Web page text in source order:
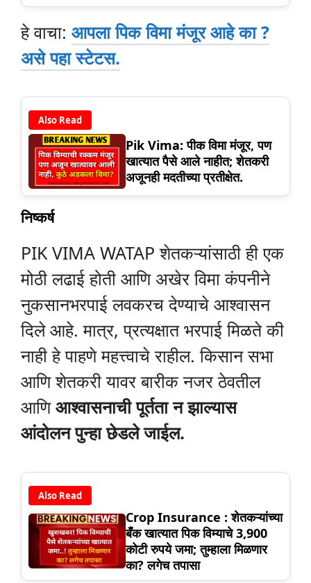
हे वाचा: आपला पिक विमा मंजूर आहे का ?
असे पहा स्टेटस.
Also Read
Pik Vima: पीक विमा मंजूर, पण
खात्यात पैसे आले नाहीत; शेतकरी
अजूनही मदतीच्या प्रतीक्षेत.
निष्कर्ष
PIK VIMA WATAP शेतकऱ्यांसाठी ही एक
मोठी लढाई होती आणि अखेर विमा कंपनीने
नुकसानभरपाई लवकरच देण्याचे आश्वासन
दिले आहे. मात्र, प्रत्यक्षात भरपाई मिळते की
नाही हे पाहणे महत्त्वाचे राहील. किसान सभा
आणि शेतकरी यावर बारीक नजर ठेवतील
आणिआश्वासनाची पूर्तता न झाल्यास
आंदोलन पुन्हा छेडले जाईल.
Also Read
Crop Insurance : शेतकऱ्यांच्या
बँक खात्यात पिक विम्याचे 3,900
कोटी रुपये जमा; तुम्हाला मिळणार
का? लगेच तपासा